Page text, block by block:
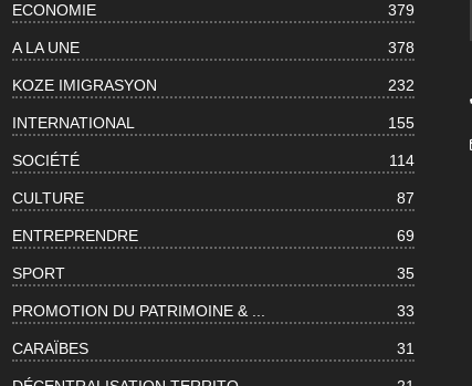
ECONOMIE 379
A LA UNE 378
KOZE IMIGRASYON 232
INTERNATIONAL 155
SOCIÉTÉ 114
CULTURE 87
ENTREPRENDRE 69
SPORT 35
PROMOTION DU PATRIMOINE & ... 33
CARAÏBES 31